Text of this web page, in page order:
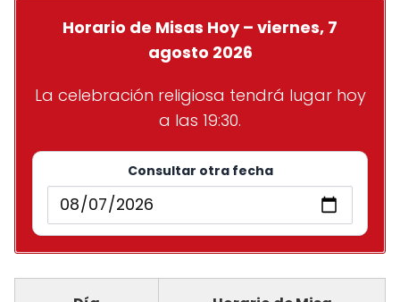
Horario de Misas Hoy – viernes, 7
agosto 2026
La celebración religiosa tendrá lugar hoy
a las 19:30.
Consultar otra fecha